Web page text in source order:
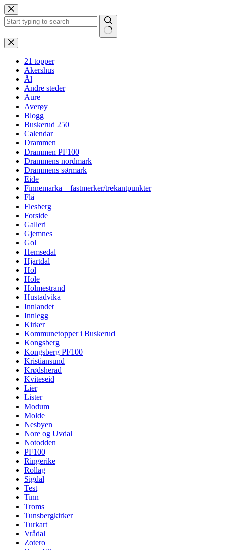
Hopp
til
innholdet
Ingen
resultater
21 topper
Akershus
Ål
Andre steder
Aure
Averøy
Blogg
Buskerud 250
Calendar
Drammen
Drammen PF100
Drammens nordmark
Drammens sørmark
Eide
Finnemarka – fastmerker/trekantpunkter
Flå
Flesberg
Forside
Galleri
Gjemnes
Gol
Hemsedal
Hjartdal
Hol
Hole
Holmestrand
Hustadvika
Innlandet
Innlegg
Kirker
Kommunetopper i Buskerud
Kongsberg
Kongsberg PF100
Kristiansund
Krødsherad
Kviteseid
Lier
Lister
Modum
Molde
Nesbyen
Nore og Uvdal
Notodden
PF100
Ringerike
Rollag
Sigdal
Test
Tinn
Troms
Tunsbergkirker
Turkart
Vrådal
Zotero